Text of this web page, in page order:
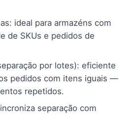
ideal para armazéns com
de SKUs e pedidos de
por lotes): eficiente
pedidos com itens iguais —
repetidos.
separação com